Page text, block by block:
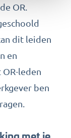
OR.
dit leiden
en
leden
ben